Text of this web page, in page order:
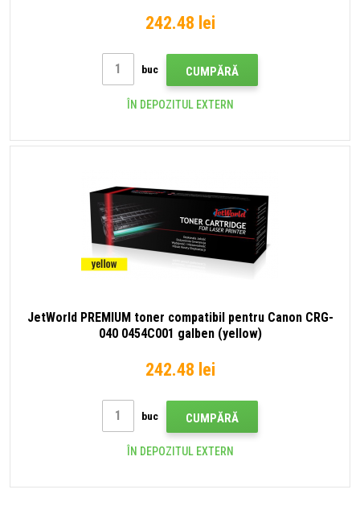
242.48 lei
buc CUMPĂRĂ
ÎN DEPOZITUL EXTERN
JetWorld PREMIUM toner compatibil pentru Canon CRG-
040 0454C001 galben (yellow)
242.48 lei
buc CUMPĂRĂ
ÎN DEPOZITUL EXTERN